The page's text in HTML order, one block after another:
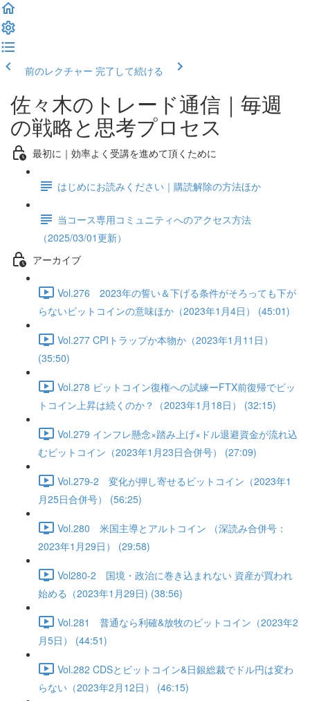
前のレクチャー 完了して続ける
佐々木のトレード通信｜毎週
の戦略と思考プロセス
最初に｜効率よく受講を進めて頂くために
はじめにお読みください｜購読解除の方法ほか
当コース専用コミュニティへのアクセス方法
（2025/03/01更新）
アーカイブ
Vol.276 2023年の誓い＆下げる条件がそろっても下が
らないビットコインの意味ほか（2023年1月4日） (45:01)
Vol.277 CPIトラップか本物か（2023年1月11日）
(35:50)
Vol.278 ビットコイン復権への試練ーFTX前復帰でビッ
トコイン上昇は続くのか？（2023年1月18日） (32:15)
Vol.279 インフレ懸念×踏み上げ×ドル退避資金が流れ込
むビットコイン（2023年1月23日合併号） (27:09)
Vol.279-2 変化が押し寄せるビットコイン（2023年1
月25日合併号） (56:25)
Vol.280 米国主導とアルトコイン （深読み合併号：
2023年1月29日） (29:58)
Vol280-2 国境・政治に巻き込まれない 資産が買われ
始める（2023年1月29日) (38:56)
Vol.281 普通なら利確&放牧のビットコイン（2023年2
月5日） (44:51)
Vol.282 CDSとビットコイン&日銀総裁でドル円は変わ
らない（2023年2月12日） (46:15)